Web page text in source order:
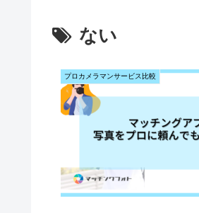
ない
プロカメラマンサービス比較